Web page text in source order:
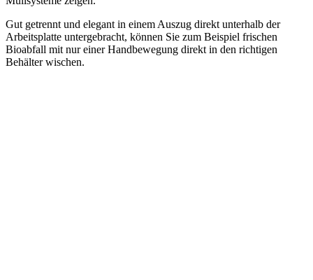
Gut getrennt und elegant in einem Auszug direkt unterhalb der
Arbeitsplatte untergebracht, können Sie zum Beispiel frischen
Bioabfall mit nur einer Handbewegung direkt in den richtigen
Behälter wischen.